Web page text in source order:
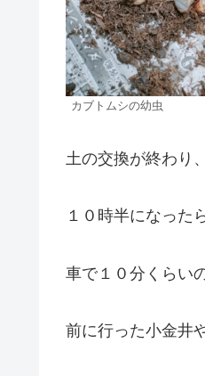
カブトムシの幼虫
土の交換が終わり
１０時半になった
車で１０分くらい
前に行った小金井